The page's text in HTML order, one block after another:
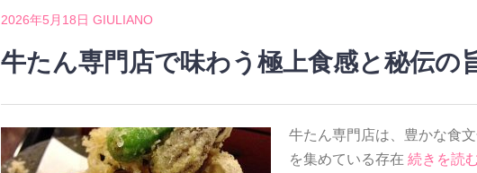
2026年5月18日 GIULIANO
牛たん専門店で味わう極上食感と秘伝の
牛たん専門店は、豊かな食
を集めている存在続きを読